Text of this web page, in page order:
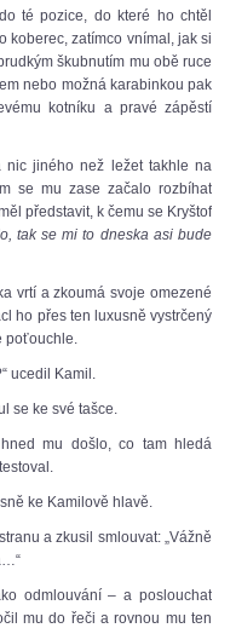
té pozice, do které ho chtěl
koberec, zatímco vnímal, jak si
škubnutím mu obě ruce
nebo možná karabinkou pak
kotníku a pravé zápěstí
nic jiného než ležet takhle na
se mu zase začalo rozbíhat
představit, k čemu se Kryštof
tak se mi to dneska asi bude
vrtí a zkoumá svoje omezené
ho přes ten luxusně vystrčený
poťouchle.
ucedil Kamil.
se ke své tašce.
mu došlo, co tam hledá
ke Kamilově hlavě.
a zkusil smlouvat: „Vážně
odmlouvání – a poslouchat
mu do řeči a rovnou mu ten